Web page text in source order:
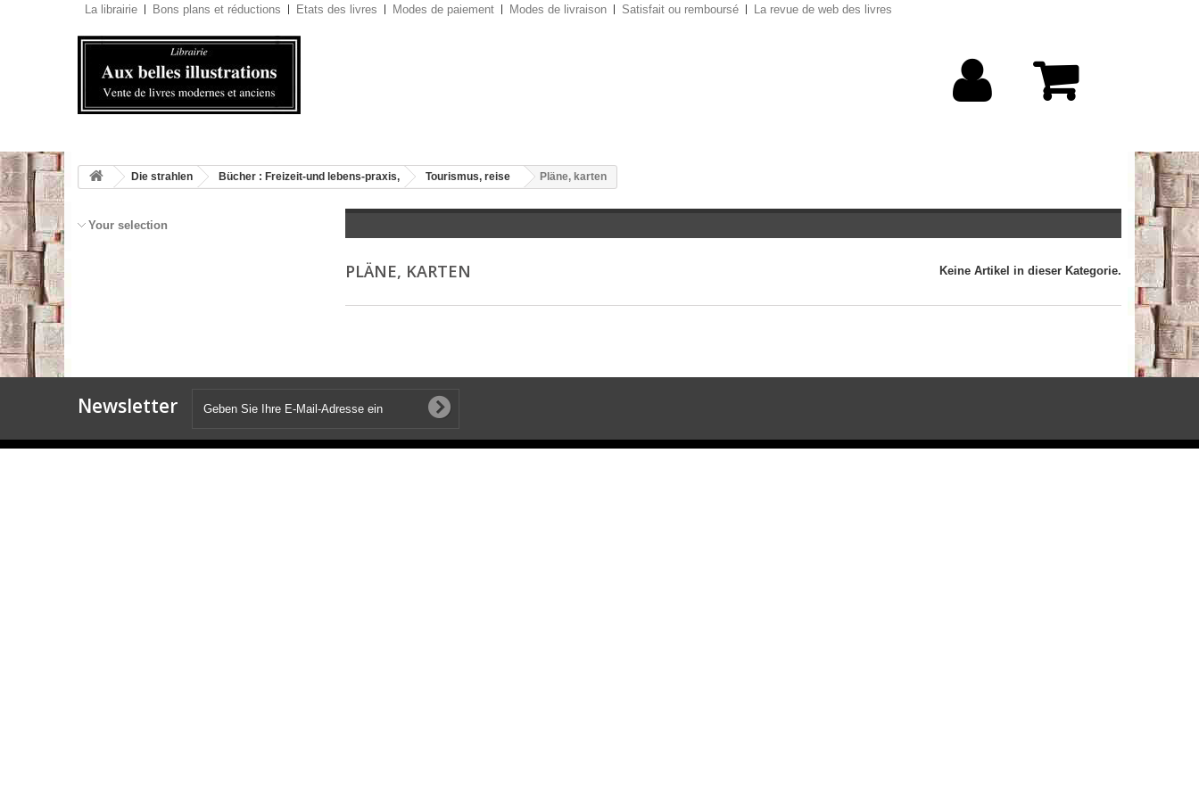
La librairie Bons plans et réductions Etats des livres Modes de paiement Modes de livraison Satisfait ou remboursé La revue de web des livres
Die strahlen Bücher : Freizeit-und lebens-praxis, Tourismus, reise Pläne, karten
Your selection
PLÄNE, KARTEN Keine Artikel in dieser Kategorie.
Newsletter